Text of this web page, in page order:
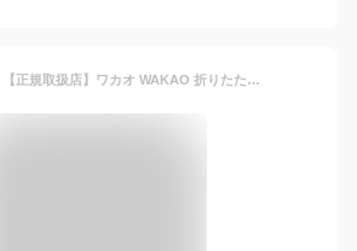
【土日も発送】【正規取扱店】ワカオ WAKAO 折りたたみ 日傘 レディース ネイビー ホワイト UV加工 フラワー刺繍 竹製 バンブー ハンドル 日本製 国産 ハンドメイド 傘 老舗 高級 折傘 上品 贈り物 プレゼント 母の日 ギフト 誕生日 人気 和装 おしゃれ